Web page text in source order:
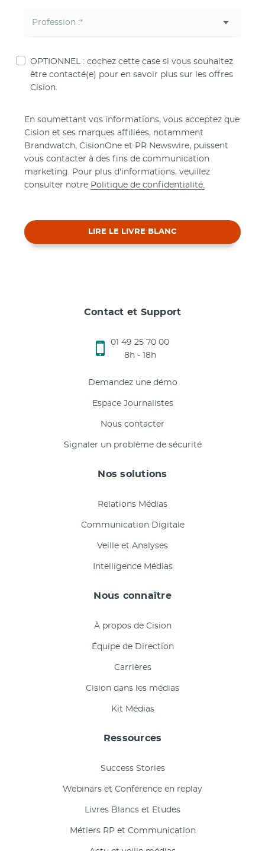
OPTIONNEL : cochez cette case si vous souhaitez
être contacté(e) pour en savoir plus sur les offres
Cision.
En soumettant vos informations, vous acceptez que
Cision et ses marques affiliées, notamment
Brandwatch, CisionOne et PR Newswire, puissent
vous contacter à des fins de communication
marketing. Pour plus d'informations, veuillez
consulter notre Politique de confidentialité.
LIRE LE LIVRE BLANC
Contact et Support
01 49 25 70 00
8h - 18h
Demandez une démo
Espace Journalistes
Nous contacter
Signaler un problème de sécurité
Nos solutions
Relations Médias
Communication Digitale
Veille et Analyses
Intelligence Médias
Nous connaître
À propos de Cision
Équipe de Direction
Carrières
Cision dans les médias
Kit Médias
Ressources
Success Stories
Webinars et Conférence en replay
Livres Blancs et Etudes
Métiers RP et Communication